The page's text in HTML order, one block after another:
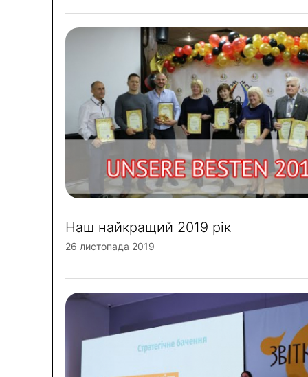
Наш найкращий 2019 рік
26 листопада 2019